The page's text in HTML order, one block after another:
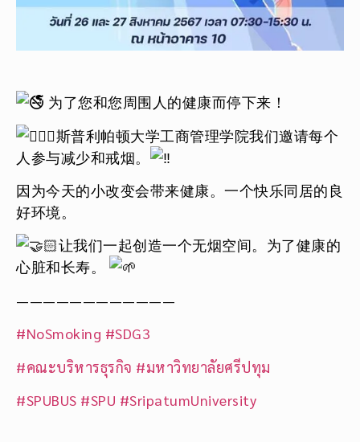
为了您和您周围人的健康而停下来！
斯普利帕顿大学工商管理学院我们邀请每个
人参与减少和戒烟。
因为今天的小改变会带来健康。一个快乐同居的良
好环境。
让我们一起创造一个无烟空间。为了健康的
心脏和长寿。
————————————
#NoSmoking #SDG3
#คณะบริหารธุรกิจ #มหาวิทยาลัยศรีปทุม
#SPUBUS #SPU #SripatumUniversity